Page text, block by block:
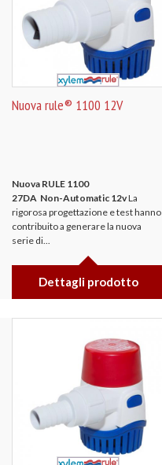
Nuova rule® 1100 12V
Nuova RULE 1100
27DA Non-Automatic 12vLa
rigorosa progettazione e test hanno
contribuito a generare la nuova
serie di...
Dettagli prodotto